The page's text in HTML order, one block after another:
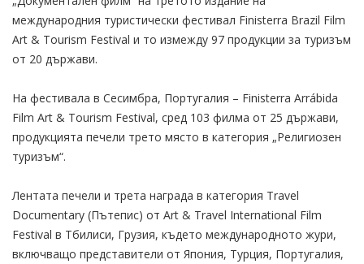
международния туристически фестивал Finisterra Brazil Film
Art & Tourism Festival и то измежду 97 продукции за туризъм
от 20 държави.
На фестивала в Сесимбра, Португалия – Finisterra Arrábida
Film Art & Tourism Festival, сред 103 филма от 25 държави,
продукцията печели трето място в категория „Религиозен
туризъм“.
Лентата печели и трета награда в категория Travel
Documentary (Пътепис) от Art & Travel International Film
Festival в Тбилиси, Грузия, където международното жури,
включващо представители от Япония, Турция, Португалия,